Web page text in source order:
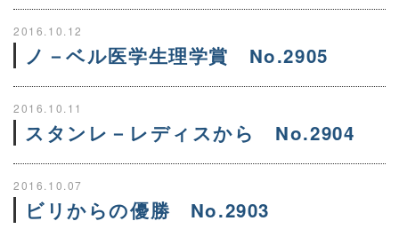
2016.10.12
ノ－ベル医学生理学賞 No.2905
2016.10.11
スタンレ－レディスから No.2904
2016.10.07
ビリからの優勝 No.2903